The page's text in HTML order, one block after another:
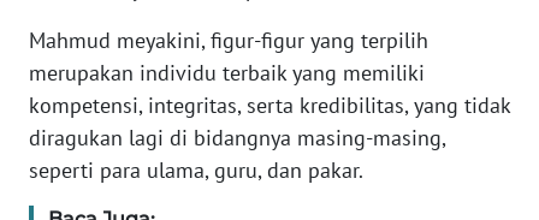
Mahmud meyakini, figur-figur yang terpilih
merupakan individu terbaik yang memiliki
kompetensi, integritas, serta kredibilitas, yang tidak
diragukan lagi di bidangnya masing-masing,
seperti para ulama, guru, dan pakar.
WN
NTB
WN
SULTENG